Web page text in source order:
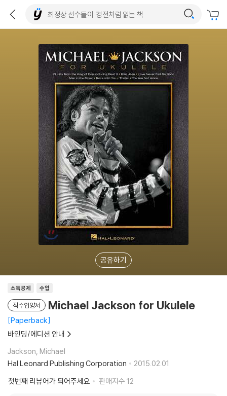
공유하기
소득공제 수입
직수입양서 Michael Jackson for Ukulele
Paperback
바인딩/에디션 안내
Jackson, Michael
Hal Leonard Publishing Corporation
2015.02.01.
첫번째 리뷰어가 되어주세요
판매지수 12